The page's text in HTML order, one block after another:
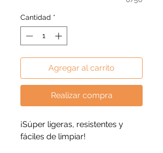
Cantidad *
Agregar al carrito
Realizar compra
¡Súper ligeras, resistentes y
fáciles de limpiar!